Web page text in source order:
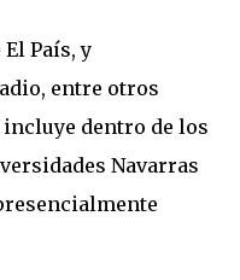
País, y
entre otros
incluye dentro de los
Navarras